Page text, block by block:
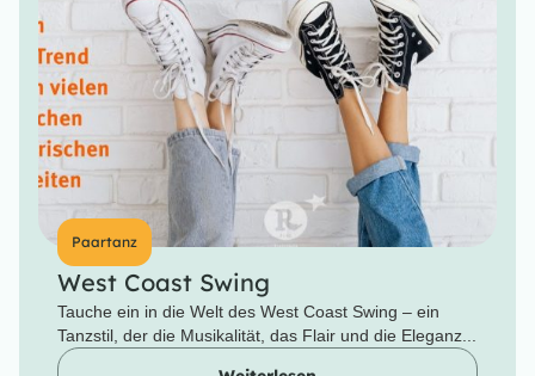
Paartanz
West Coast Swing
Tauche ein in die Welt des West Coast Swing – ein
Tanzstil, der die Musikalität, das Flair und die Eleganz...